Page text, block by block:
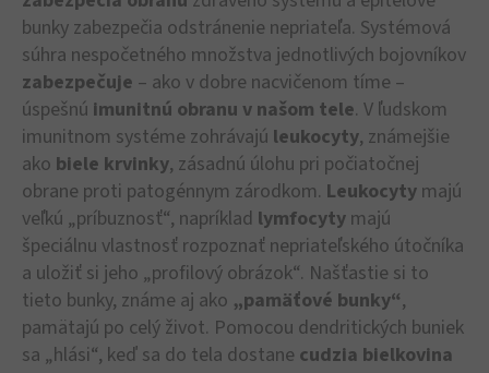
bunky zabezpečia odstránenie nepriateľa. Systémová
súhra nespočetného množstva jednotlivých bojovníkov
zabezpečuje – ako v dobre nacvičenom tíme –
úspešnú imunitnú obranu v našom tele. V ľudskom
imunitnom systéme zohrávajú leukocyty, známejšie
ako biele krvinky, zásadnú úlohu pri počiatočnej
obrane proti patogénnym zárodkom. Leukocyty majú
veľkú „príbuznosť“, napríklad lymfocyty majú
špeciálnu vlastnosť rozpoznať nepriateľského útočníka
a uložiť si jeho „profilový obrázok“. Našťastie si to
tieto bunky, známe aj ako „pamäťové bunky“,
pamätajú po celý život. Pomocou dendritických buniek
sa „hlási“, keď sa do tela dostane cudzia bielkovina